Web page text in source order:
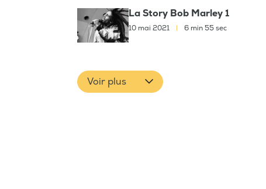
La Story Bob Marley 1
10 mai 2021 6 min 55 sec
Voir plus